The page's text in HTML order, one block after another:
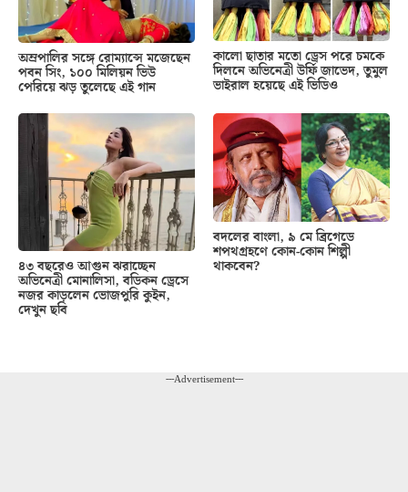
অম্রপালির সঙ্গে রোম্যান্সে মজেছেন
পবন সিং, ১০০ মিলিয়ন ভিউ
পেরিয়ে ঝড় তুলেছে এই গান
কালো ছাতার মতো ড্রেস পরে চমকে
দিলনে অভিনেত্রী উর্ফি জাভেদ, তুমুল
ভাইরাল হয়েছে এই ভিডিও
৪৩ বছরেও আগুন ঝরাচ্ছেন
অভিনেত্রী মোনালিসা, বডিকন ড্রেসে
নজর কাড়লেন ভোজপুরি কুইন,
দেখুন ছবি
বদলের বাংলা, ৯ মে ব্রিগেডে
শপথগ্রহণে কোন-কোন শিল্পী
থাকবেন?
---Advertisement---